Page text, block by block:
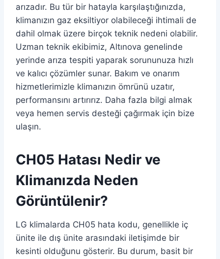
arızadır. Bu tür bir hatayla karşılaştığınızda,
klimanızın gaz eksiltiyor olabileceği ihtimali de
dahil olmak üzere birçok teknik nedeni olabilir.
Uzman teknik ekibimiz, Altınova genelinde
yerinde arıza tespiti yaparak sorununuza hızlı
ve kalıcı çözümler sunar. Bakım ve onarım
hizmetlerimizle klimanızın ömrünü uzatır,
performansını artırırız. Daha fazla bilgi almak
veya hemen servis desteği çağırmak için bize
ulaşın.
CH05 Hatası Nedir ve
Klimanızda Neden
Görüntülenir?
LG klimalarda CH05 hata kodu, genellikle iç
ünite ile dış ünite arasındaki iletişimde bir
kesinti olduğunu gösterir. Bu durum, basit bir